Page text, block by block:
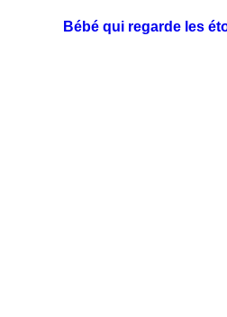
Bébé qui regarde les